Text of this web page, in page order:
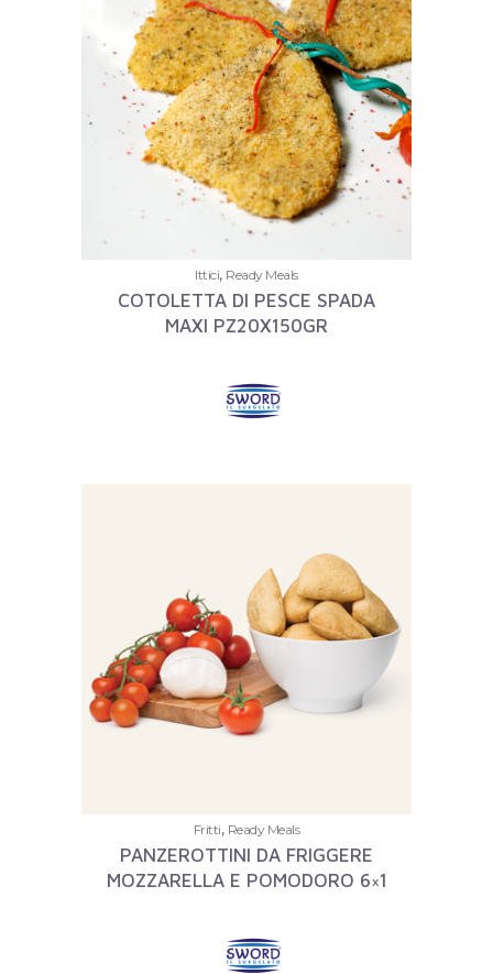
Ittici, Ready Meals
COTOLETTA DI PESCE SPADA
MAXI PZ20X150GR
Fritti, Ready Meals
PANZEROTTINI DA FRIGGERE
MOZZARELLA E POMODORO 6×1